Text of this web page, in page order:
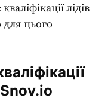
лідів
цього
Snov.io